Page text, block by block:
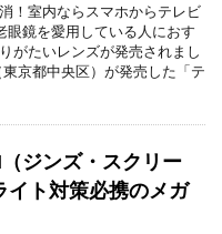
！室内ならスマホからテレビ
眼鏡を愛用している人におす
がたいレンズが発売されまし
京都中央区）が発売した「テ
ジンズ・スクリー
イト対策必携のメガ